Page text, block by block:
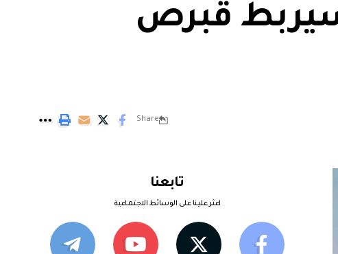
قبرص
Share
تابعنا
اعثر علينا على الوسائط الاجتماعية